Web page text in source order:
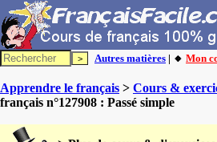
Autres matières | 🔸 Mon
Apprendre le français > Cours &
français n°127908 : Passé simple